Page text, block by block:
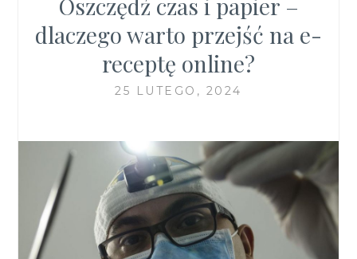
Oszczędź czas i papier –
dlaczego warto przejść na e-
receptę online?
25 LUTEGO, 2024